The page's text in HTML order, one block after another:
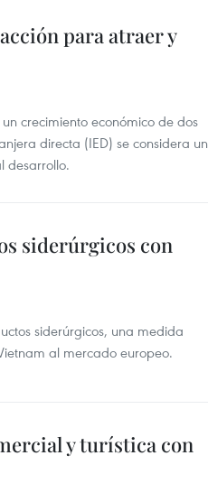
para atraer y
crecimiento económico de dos
directa (IED) se considera un
desarrollo.
siderúrgicos con
siderúrgicos, una medida
al mercado europeo.
y turística con